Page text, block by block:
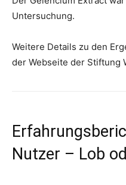
Untersuchung.
Weitere Details zu den
der Webseite der Stiftung
Nutzer – Lob